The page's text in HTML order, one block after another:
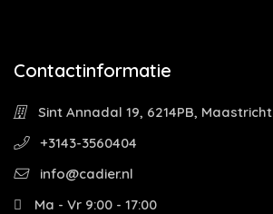
Contactinformatie
Sint Annadal 19, 6214PB, Maastricht
+3143-3560404
info@cadier.nl
Ma - Vr 9:00 - 17:00